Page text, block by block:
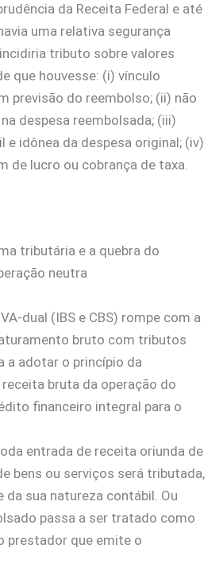
da Receita Federal e até
uma relativa segurança
tributo sobre valores
que houvesse: (i) vínculo
previsão do reembolso; (ii) não
despesa reembolsada; (iii)
e idônea da despesa original; (iv)
de lucro ou cobrança de taxa.
tributária e a quebra do
neutra
dual (IBS e CBS) rompe com a
bruto com tributos
a adotar o princípio da
bruta da operação do
financeiro integral para o
entrada de receita oriunda de
bens ou serviços será tributada,
da sua natureza contábil. Ou
passa a ser tratado como
prestador que emite o